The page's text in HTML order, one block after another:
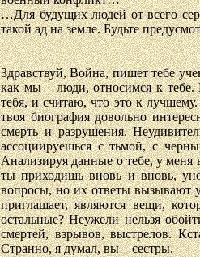
…Для будущих людей от всего
такой ад на земле. Будьте
Здравствуй, Война, пишет тебе
как мы – люди, относимся к тебе.
тебя, и считаю, что это к
твоя биография довольно
смерть и разрушения.
ассоциируешься с тьмой, с
Анализируя данные о тебе, у меня
ты приходишь вновь и вновь,
вопросы, но их ответы вызывают
приглашает, являются вещи,
остальные? Неужели нельзя
смертей, взрывов, выстрелов.
Странно, я думал, вы – сестры.